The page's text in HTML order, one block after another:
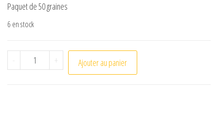
Paquet de 50 graines
6 en stock
- quantité de Mélange de Maïs
+ Ajouter au panier